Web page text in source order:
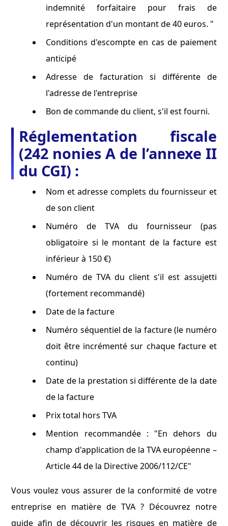
indemnité forfaitaire pour frais de
représentation d'un montant de 40 euros. "
Conditions d'escompte en cas de paiement
anticipé
Adresse de facturation si différente de
l'adresse de l'entreprise
Bon de commande du client, s'il est fourni.
Réglementation fiscale
(242 nonies A de l’annexe II
du CGI) :
Nom et adresse complets du fournisseur et
de son client
Numéro de TVA du fournisseur (pas
obligatoire si le montant de la facture est
inférieur à 150 €)
Numéro de TVA du client s'il est assujetti
(fortement recommandé)
Date de la facture
Numéro séquentiel de la facture (le numéro
doit être incrémenté sur chaque facture et
continu)
Date de la prestation si différente de la date
de la facture
Prix total hors TVA
Mention recommandée : "En dehors du
champ d'application de la TVA européenne –
Article 44 de la Directive 2006/112/CE"
Vous voulez vous assurer de la conformité de votre
entreprise en matière de TVA ? Découvrez notre
guide afin de découvrir les risques en matière de